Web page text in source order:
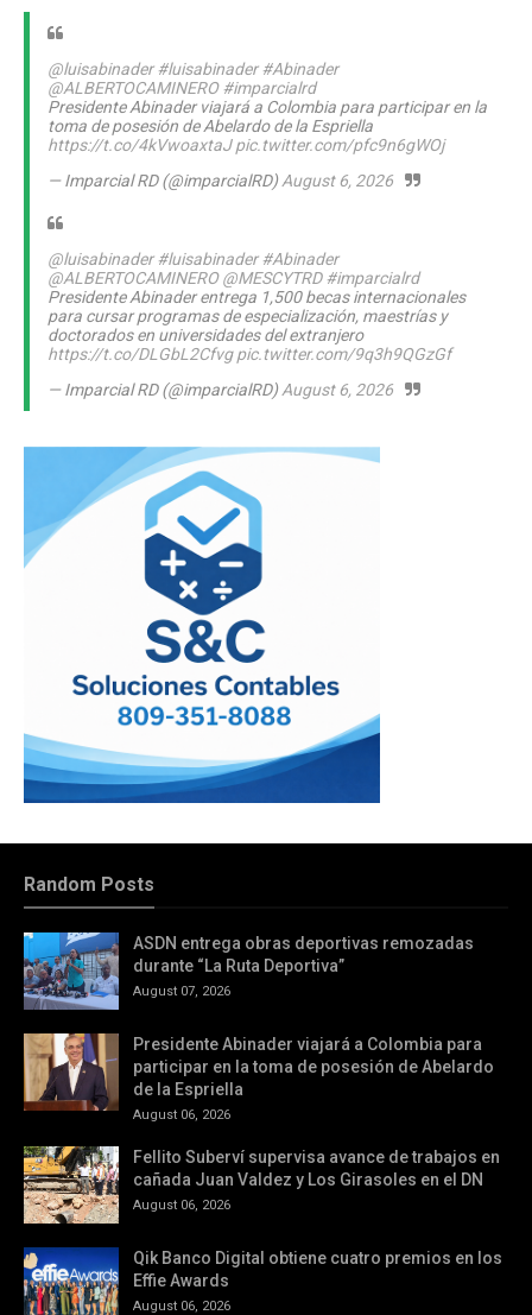
@luisabinader #luisabinader #Abinader
@ALBERTOCAMINERO #imparcialrd
Presidente Abinader viajará a Colombia para participar en la
toma de posesión de Abelardo de la Espriella
https://t.co/4kVwoaxtaJ pic.twitter.com/pfc9n6gWOj
— Imparcial RD (@imparcialRD)August 6, 2026
@luisabinader #luisabinader #Abinader
@ALBERTOCAMINERO @MESCYTRD #imparcialrd
Presidente Abinader entrega 1,500 becas internacionales
para cursar programas de especialización, maestrías y
doctorados en universidades del extranjero
https://t.co/DLGbL2Cfvg pic.twitter.com/9q3h9QGzGf
— Imparcial RD (@imparcialRD)August 6, 2026
Random Posts
ASDN entrega obras deportivas remozadas
durante “La Ruta Deportiva”
August 07, 2026
Presidente Abinader viajará a Colombia para
participar en la toma de posesión de Abelardo
de la Espriella
August 06, 2026
Fellito Suberví supervisa avance de trabajos en
cañada Juan Valdez y Los Girasoles en el DN
August 06, 2026
Qik Banco Digital obtiene cuatro premios en los
Effie Awards
August 06, 2026